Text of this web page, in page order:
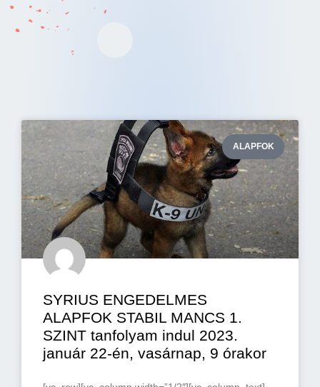
ALAPFOK
SYRIUS ENGEDELMES
ALAPFOK STABIL MANCS 1.
SZINT tanfolyam indul 2023.
január 22-én, vasárnap, 9 órakor